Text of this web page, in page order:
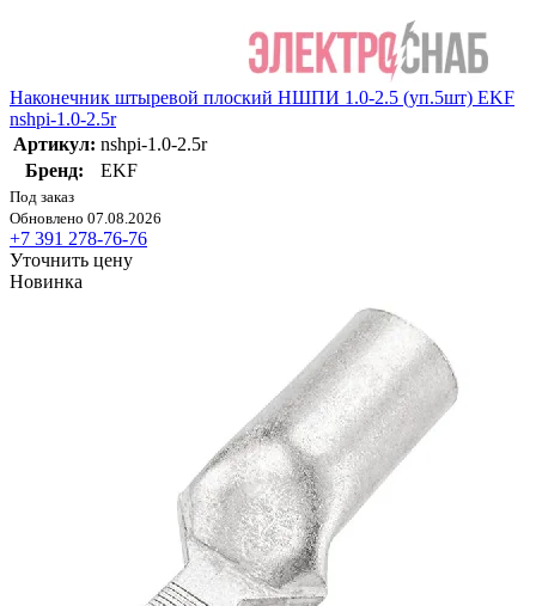
Наконечник штыревой плоский НШПИ 1.0-2.5 (уп.5шт) EKF
nshpi-1.0-2.5r
Артикул: nshpi-1.0-2.5r
Бренд:
EKF
Под заказ
Обновлено 07.08.2026
+7 391 278-76-76
Уточнить цену
Новинка